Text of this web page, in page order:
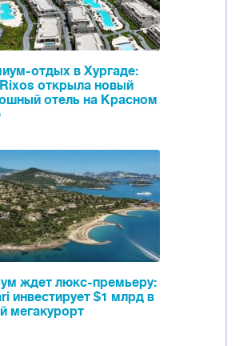
отдых в Хургаде:
открыла новый
отель на Красном
ждет люкс-премьеру:
инвестирует $1 млрд в
мегакурорт